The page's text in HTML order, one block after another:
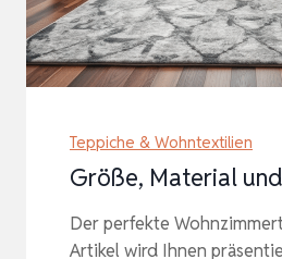
Teppiche & Wohntextilien
Größe, Material
Der perfekte
Artikel wird Ihnen